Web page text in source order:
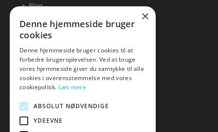
Blog
Kontakt
hvidevaremagasinet
Tlf: 7876 8672
Mail:
×
Denne hjemmeside bruger
cookies
Denne hjemmeside bruger cookies til at
forbedre brugeroplevelsen. Ved at bruge
vores hjemmeside giver du samtykke til alle
cookies i overensstemmelse med vores
cookiepolitik. Læs mere
ABSOLUT NØDVENDIGE
YDEEVNE